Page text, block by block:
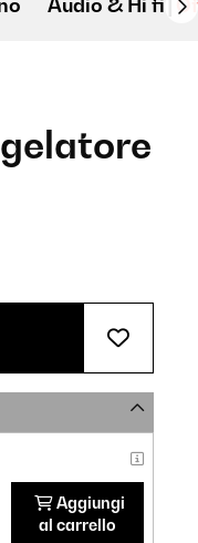
Audio & Hi fi
Aggiungi
al carrello